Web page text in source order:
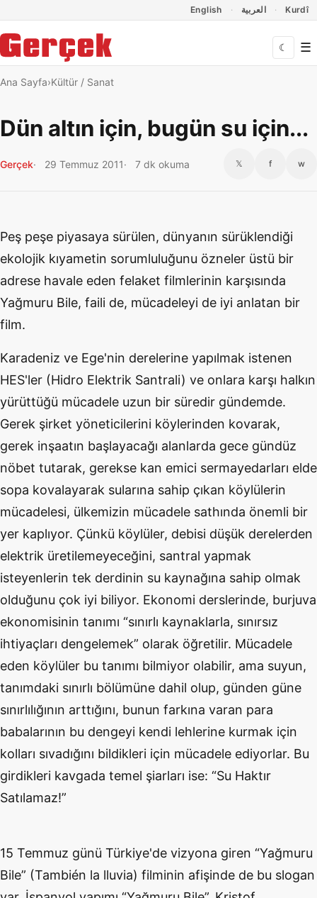
English العربية Kurdî
☾ ☰
Ana Sayfa Kültür / Sanat
Dün altın için, bugün su için...
Gerçek 29 Temmuz 2011 7 dk okuma 𝕏 f w
Peş peşe piyasaya sürülen, dünyanın sürüklendiği
ekolojik kıyametin sorumluluğunu özneler üstü bir
adrese havale eden felaket filmlerinin karşısında
Yağmuru Bile, faili de, mücadeleyi de iyi anlatan bir
film.
Karadeniz ve Ege'nin derelerine yapılmak istenen
HES'ler (Hidro Elektrik Santrali) ve onlara karşı halkın
yürüttüğü mücadele uzun bir süredir gündemde.
Gerek şirket yöneticilerini köylerinden kovarak,
gerek inşaatın başlayacağı alanlarda gece gündüz
nöbet tutarak, gerekse kan emici sermayedarları elde
sopa kovalayarak sularına sahip çıkan köylülerin
mücadelesi, ülkemizin mücadele sathında önemli bir
yer kaplıyor. Çünkü köylüler, debisi düşük derelerden
elektrik üretilemeyeceğini, santral yapmak
isteyenlerin tek derdinin su kaynağına sahip olmak
olduğunu çok iyi biliyor. Ekonomi derslerinde, burjuva
ekonomisinin tanımı “sınırlı kaynaklarla, sınırsız
ihtiyaçları dengelemek” olarak öğretilir. Mücadele
eden köylüler bu tanımı bilmiyor olabilir, ama suyun,
tanımdaki sınırlı bölümüne dahil olup, günden güne
sınırlılığının arttığını, bunun farkına varan para
babalarının bu dengeyi kendi lehlerine kurmak için
kolları sıvadığını bildikleri için mücadele ediyorlar. Bu
girdikleri kavgada temel şiarları ise: “Su Haktır
Satılamaz!”
15 Temmuz günü Türkiye'de vizyona giren “Yağmuru
Bile” (También la lluvia) filminin afişinde de bu slogan